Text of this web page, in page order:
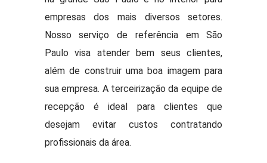
empresas dos mais diversos setores.
Nosso serviço de referência em São
Paulo visa atender bem seus clientes,
além de construir uma boa imagem para
sua empresa. A terceirização da equipe de
recepção é ideal para clientes que
desejam evitar custos contratando
profissionais da área.